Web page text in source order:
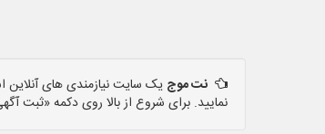
نت موج یک سایت نیازمندی های آنلاین
نمایید. برای شروع از بالا روی دکمه «ثبت